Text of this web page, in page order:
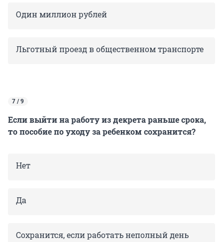
Один миллион рублей
Льготный проезд в общественном транспорте
7 / 9
Если выйти на работу из декрета раньше срока,
то пособие по уходу за ребенком сохранится?
Нет
Да
Сохранится, если работать неполный день